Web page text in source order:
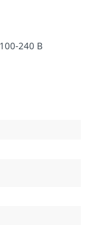
240 В